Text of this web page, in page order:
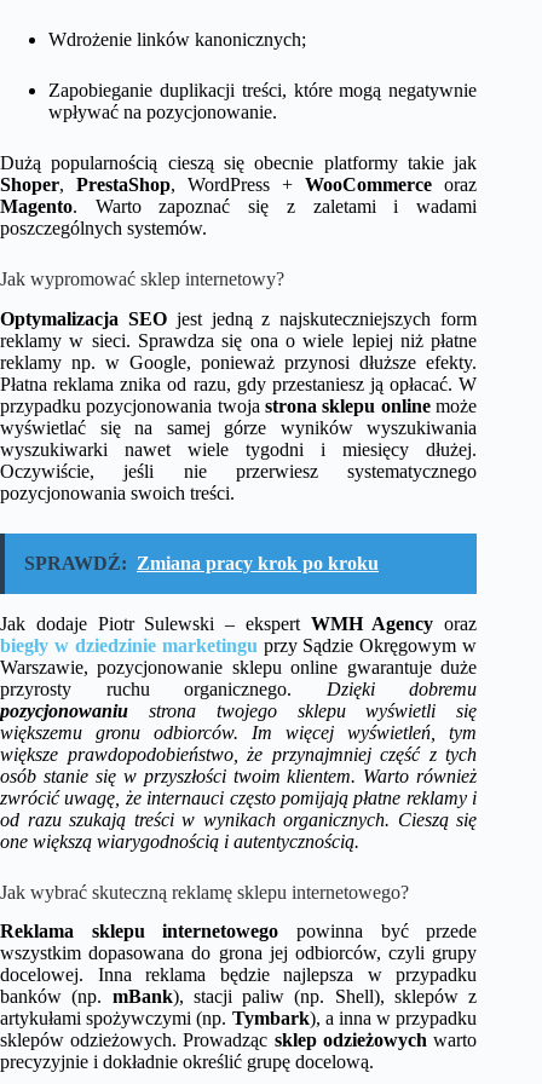
Wdrożenie linków kanonicznych;
Zapobieganie duplikacji treści, które mogą negatywnie
wpływać na pozycjonowanie.
Dużą popularnością cieszą się obecnie platformy takie jak
Shoper,PrestaShop, WordPress +WooCommerce oraz
Magento. Warto zapoznać się z zaletami i wadami
poszczególnych systemów.
Jak wypromować sklep internetowy?
Optymalizacja SEOjest jedną z najskuteczniejszych form
reklamy w sieci. Sprawdza się ona o wiele lepiej niż płatne
reklamy np. w Google, ponieważ przynosi dłuższe efekty.
Płatna reklama znika od razu, gdy przestaniesz ją opłacać. W
przypadku pozycjonowania twojastrona sklepu onlinemoże
wyświetlać się na samej górze wyników wyszukiwania
wyszukiwarki nawet wiele tygodni i miesięcy dłużej.
Oczywiście, jeśli nie przerwiesz systematycznego
pozycjonowania swoich treści.
SPRAWDŹ: Zmiana pracy krok po kroku
Jak dodaje Piotr Sulewski – ekspert WMH Agency oraz
biegły w dziedzinie marketingu przy Sądzie Okręgowym w
Warszawie, pozycjonowanie sklepu online gwarantuje duże
przyrosty ruchu organicznego. Dzięki dobremu
pozycjonowaniu strona twojego sklepu wyświetli się
większemu gronu odbiorców. Im więcej wyświetleń, tym
większe prawdopodobieństwo, że przynajmniej część z tych
osób stanie się w przyszłości twoim klientem. Warto również
zwrócić uwagę, że internauci często pomijają płatne reklamy i
od razu szukają treści w wynikach organicznych. Cieszą się
one większą wiarygodnością i autentycznością.
Jak wybrać skuteczną reklamę sklepu internetowego?
Reklama sklepu internetowego powinna być przede
wszystkim dopasowana do grona jej odbiorców, czyli grupy
docelowej. Inna reklama będzie najlepsza w przypadku
banków (np. mBank), stacji paliw (np. Shell), sklepów z
artykułami spożywczymi (np. Tymbark), a inna w przypadku
sklepów odzieżowych. Prowadząc sklep odzieżowych warto
precyzyjnie i dokładnie określić grupę docelową.